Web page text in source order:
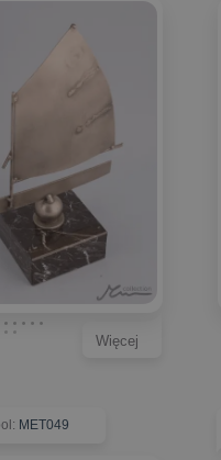
Więcej
: MET049